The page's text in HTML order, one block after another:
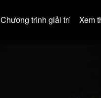
Chương trình giải trí Xem